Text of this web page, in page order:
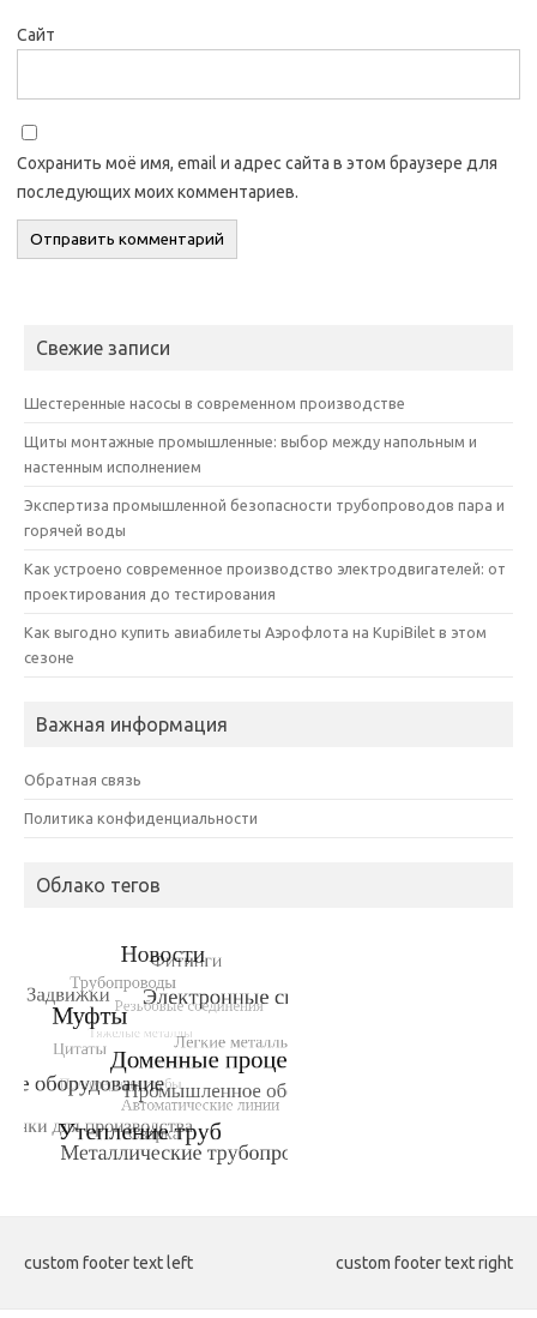
Сайт
Сохранить моё имя, email и адрес сайта в этом браузере для
последующих моих комментариев.
Свежие записи
Шестеренные насосы в современном производстве
Щиты монтажные промышленные: выбор между напольным и
настенным исполнением
Экспертиза промышленной безопасности трубопроводов пара и
горячей воды
Как устроено современное производство электродвигателей: от
проектирования до тестирования
Как выгодно купить авиабилеты Аэрофлота на KupiBilet в этом
сезоне
Важная информация
Обратная связь
Политика конфиденциальности
Облако тегов
custom footer text left custom footer text right